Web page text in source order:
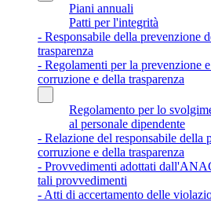
Piani annuali
Patti per l'integrità
- Responsabile della prevenzione
trasparenza
- Regolamenti per la prevenzione
corruzione e della trasparenza
Regolamento per lo
al personale dipendente
- Relazione del responsabile della
corruzione e della trasparenza
- Provvedimenti adottati
tali provvedimenti
- Atti di accertamento delle